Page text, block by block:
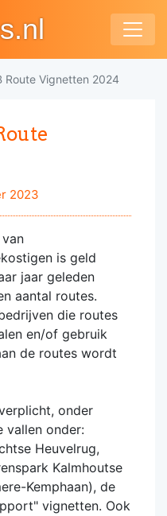
Route Vignetten 2024
2023
is geld
jaar geleden
aantal routes.
die routes
en/of gebruik
de routes wordt
onder
vallen onder:
Heuvelrug,
Kalmhoutse
Kemphaan), de
vignetten. Ook